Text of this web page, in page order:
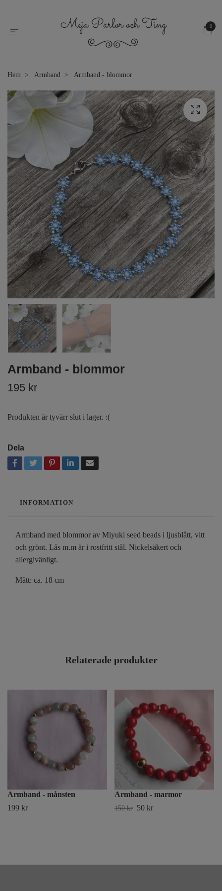
0
Hem Armband Armband - blommor
Armband - blommor
195 kr
Produkten är tyvärr slut i lager. :(
Dela
INFORMATION
Armband med blommor av Miyuki seed beads i ljusblått, vitt
och grönt. Lås m.m är i rostfritt stål. Nickelsäkert och
allergivänligt.
Mått: ca. 18 cm
Armband - månsten
199 kr
Armband - marmor
150 kr 50 kr